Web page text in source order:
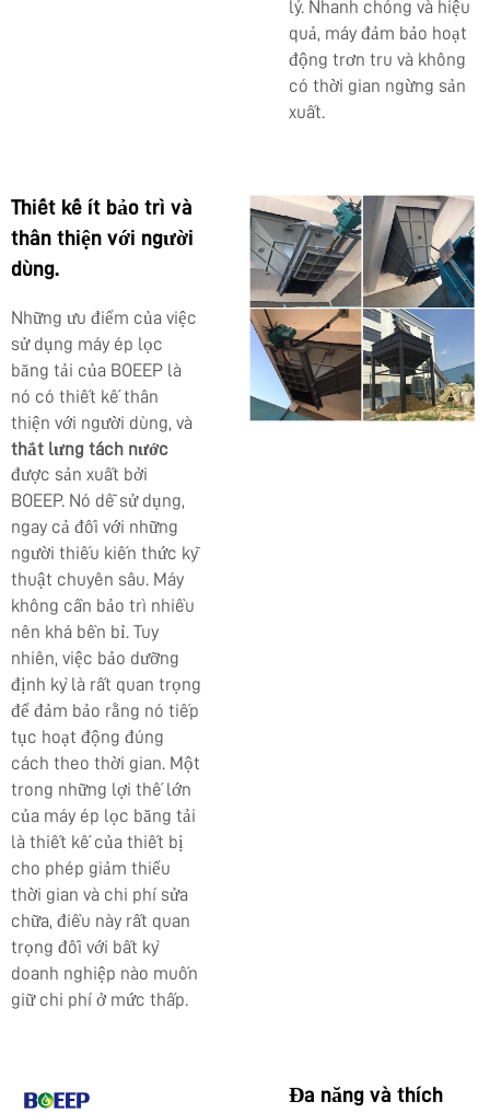
lý. Nhanh chóng và hiệu
quả, máy đảm bảo hoạt
động trơn tru và không
có thời gian ngừng sản
xuất.
Thiết kế ít bảo trì và
thân thiện với người
dùng.
Những ưu điểm của việc
sử dụng máy ép lọc
băng tải của BOEEP là
nó có thiết kế thân
thiện với người dùng, và
thắt lưng tách nước
được sản xuất bởi
BOEEP. Nó dễ sử dụng,
ngay cả đối với những
người thiếu kiến thức kỹ
thuật chuyên sâu. Máy
không cần bảo trì nhiều
nên khá bền bỉ. Tuy
nhiên, việc bảo dưỡng
định kỳ là rất quan trọng
để đảm bảo rằng nó tiếp
tục hoạt động đúng
cách theo thời gian. Một
trong những lợi thế lớn
của máy ép lọc băng tải
là thiết kế của thiết bị
cho phép giảm thiểu
thời gian và chi phí sửa
chữa, điều này rất quan
trọng đối với bất kỳ
doanh nghiệp nào muốn
giữ chi phí ở mức thấp.
Đa năng và thích